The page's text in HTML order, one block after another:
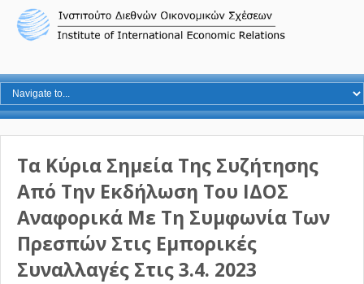
Τα Κύρια Σημεία Της Συζήτησης
Από Την Εκδήλωση Του ΙΔΟΣ
Αναφορικά Με Τη Συμφωνία Των
Πρεσπών Στις Εμπορικές
Συναλλαγές Στις 3.4. 2023